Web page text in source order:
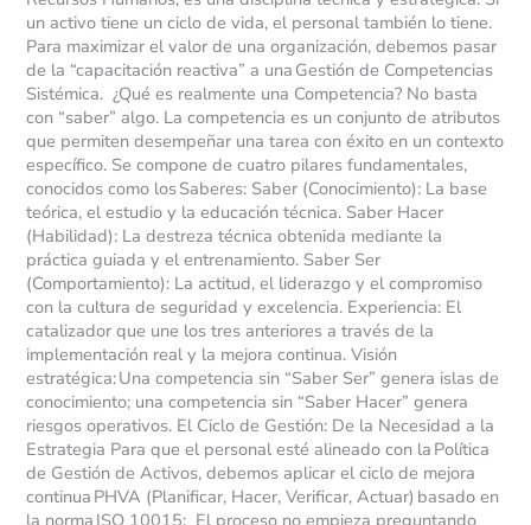
un activo tiene un ciclo de vida, el personal también lo tiene.
Para maximizar el valor de una organización, debemos pasar
de la “capacitación reactiva” a una Gestión de Competencias
Sistémica. ¿Qué es realmente una Competencia? No basta
con “saber” algo. La competencia es un conjunto de atributos
que permiten desempeñar una tarea con éxito en un contexto
específico. Se compone de cuatro pilares fundamentales,
conocidos como los Saberes: Saber (Conocimiento): La base
teórica, el estudio y la educación técnica. Saber Hacer
(Habilidad): La destreza técnica obtenida mediante la
práctica guiada y el entrenamiento. Saber Ser
(Comportamiento): La actitud, el liderazgo y el compromiso
con la cultura de seguridad y excelencia. Experiencia: El
catalizador que une los tres anteriores a través de la
implementación real y la mejora continua. Visión
estratégica: Una competencia sin “Saber Ser” genera islas de
conocimiento; una competencia sin “Saber Hacer” genera
riesgos operativos. El Ciclo de Gestión: De la Necesidad a la
Estrategia Para que el personal esté alineado con la Política
de Gestión de Activos, debemos aplicar el ciclo de mejora
continua PHVA (Planificar, Hacer, Verificar, Actuar) basado en
la norma ISO 10015: El proceso no empieza preguntando